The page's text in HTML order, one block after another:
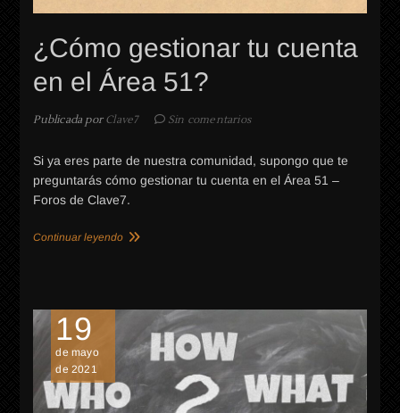
¿Cómo gestionar tu cuenta
en el Área 51?
Publicada porClave7 Sin comentarios
Si ya eres parte de nuestra comunidad, supongo que te
preguntarás cómo gestionar tu cuenta en el Área 51 –
Foros de Clave7.
Continuar leyendo
19
de mayo
de 2021